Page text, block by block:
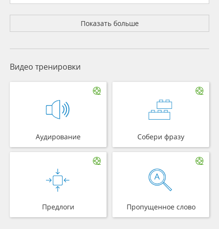
Показать больше
Видео тренировки
Аудирование Собери фразу
Предлоги Пропущенное слово